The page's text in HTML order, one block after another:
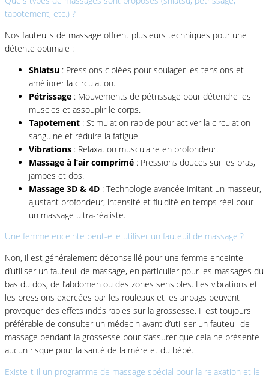
tapotement, etc.) ?
Nos fauteuils de massage offrent plusieurs techniques pour une
détente optimale :
Shiatsu : Pressions ciblées pour soulager les tensions et
améliorer la circulation.
Pétrissage : Mouvements de pétrissage pour détendre les
muscles et assouplir le corps.
Tapotement : Stimulation rapide pour activer la circulation
sanguine et réduire la fatigue.
Vibrations : Relaxation musculaire en profondeur.
Massage à l’air comprimé : Pressions douces sur les bras,
jambes et dos.
Massage 3D & 4D : Technologie avancée imitant un masseur,
ajustant profondeur, intensité et fluidité en temps réel pour
un massage ultra-réaliste.
Une femme enceinte peut-elle utiliser un fauteuil de massage ?
Non, il est généralement déconseillé pour une femme enceinte
d’utiliser un fauteuil de massage, en particulier pour les massages du
bas du dos, de l’abdomen ou des zones sensibles. Les vibrations et
les pressions exercées par les rouleaux et les airbags peuvent
provoquer des effets indésirables sur la grossesse. Il est toujours
préférable de consulter un médecin avant d’utiliser un fauteuil de
massage pendant la grossesse pour s’assurer que cela ne présente
aucun risque pour la santé de la mère et du bébé.
Existe-t-il un programme de massage spécial pour la relaxation et le